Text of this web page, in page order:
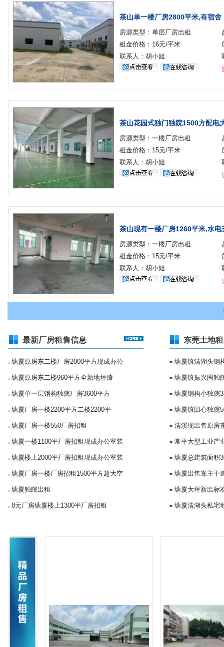
茶山单一楼厂房2800平米,有宿舍
房源类型：单层厂房出租
租金价格：16元/平米
联系人：胡小姐
茶山花园式独门独院1500方配电
房源类型：一楼厂房出租
租金价格：15元/平米
联系人：胡小姐
茶山现有一楼厂房1260平米,水电
房源类型：一楼厂房出租
租金价格：15元/平米
联系人：胡小姐
最新厂房租售信息
■塘厦原房东二楼厂房2000平方现成办公
■塘厦原房东二楼960平方全新地坪漆
■塘厦单一层钢构独院厂房3600平方
■塘厦厂房一楼2200平方二楼2200平
■塘厦厂房一楼550厂房招租
■塘厦一楼1100平厂房招租现成办公室装
■塘厦楼上2000平厂房招租现成办公室装
■塘厦厂房一楼厂房招租1500平方超大空
■塘厦独院出租
■8元厂房塘厦楼上1300平厂房招租
东莞土地
■ 塘厦镇清湖头钢
■ 塘厦镇振兴围独
■ 塘厦钢构小独院
■ 塘厦镇田心独院
■ 清溪现出售原房
■ 常平大型工业产
■ 塘厦总建筑面积
■ 塘厦出售靠主干
■ 塘厦大坪新出标
■ 塘厦清湖头私宅